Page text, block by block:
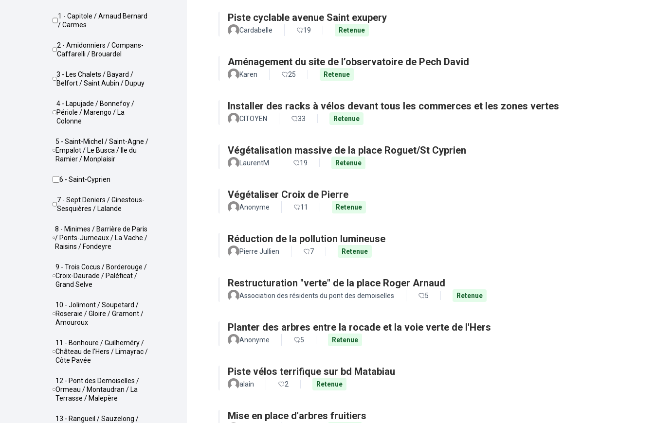
1 - Capitole / Arnaud Bernard
/ Carmes
2 - Amidonniers / Compans-
Caffarelli / Brouardel
3 - Les Chalets / Bayard /
Belfort / Saint Aubin / Dupuy
4 - Lapujade / Bonnefoy /
Périole / Marengo / La
Colonne
5 - Saint-Michel / Saint-Agne /
Empalot / Le Busca / Ile du
Ramier / Monplaisir
6 - Saint-Cyprien
7 - Sept Deniers / Ginestous-
Sesquières / Lalande
8 - Minimes / Barrière de Paris
/ Ponts-Jumeaux / La Vache /
Raisins / Fondeyre
9 - Trois Cocus / Borderouge /
Croix-Daurade / Paléficat /
Grand Selve
10 - Jolimont / Soupetard /
Roseraie / Gloire / Gramont /
Amouroux
11 - Bonhoure / Guilheméry /
Château de l'Hers / Limayrac /
Côte Pavée
12 - Pont des Demoiselles /
Ormeau / Montaudran / La
Terrasse / Malepère
13 - Rangueil / Sauzelong /
Piste cyclable avenue Saint exupery
Cardabelle 19 Retenue
Aménagement du site de l’observatoire de Pech David
Karen 25 Retenue
Installer des racks à vélos devant tous les commerces et les zones vertes
CITOYEN 33 Retenue
Végétalisation massive de la place Roguet/St Cyprien
LaurentM 19 Retenue
Végétaliser Croix de Pierre
Anonyme 11 Retenue
Réduction de la pollution lumineuse
Pierre Jullien 7 Retenue
Restructuration "verte" de la place Roger Arnaud
Association des résidents du pont des demoiselles 5 Retenue
Planter des arbres entre la rocade et la voie verte de l'Hers
Anonyme 5 Retenue
Piste vélos terrifique sur bd Matabiau
alain 2 Retenue
Mise en place d'arbres fruitiers